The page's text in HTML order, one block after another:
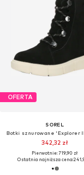
OFERTA
SOREL
Botki sznurowane 'Explorer
342,32 zł
Pierwotnie: 719,90 zł
Ostatnia najniższa cena: